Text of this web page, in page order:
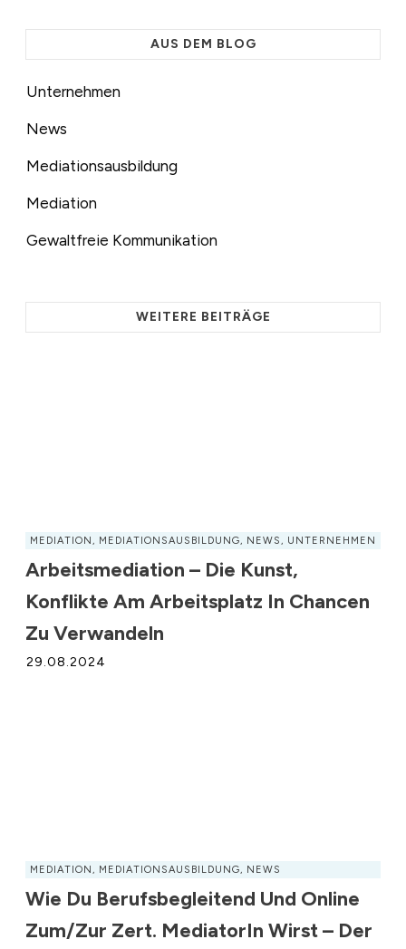
AUS DEM BLOG
Unternehmen
News
Mediationsausbildung
Mediation
Gewaltfreie Kommunikation
WEITERE BEITRÄGE
MEDIATION , MEDIATIONSAUSBILDUNG, NEWS, UNTERNEHMEN
Arbeitsmediation – Die Kunst,
Konflikte Am Arbeitsplatz In Chancen
Zu Verwandeln
29.08.2024
MEDIATION , MEDIATIONSAUSBILDUNG, NEWS
Wie Du Berufsbegleitend Und Online
Zum/zur Zert. MediatorIn Wirst – Der